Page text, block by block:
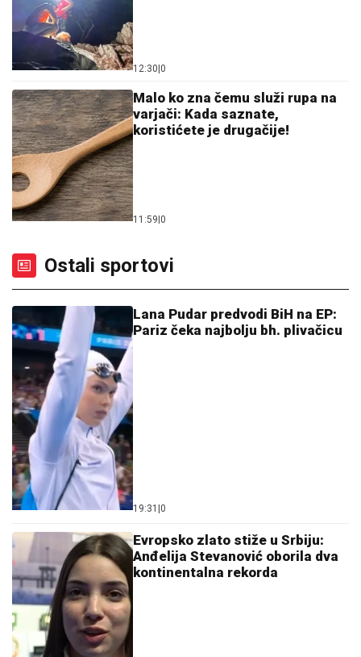
12:30 0
Malo ko zna čemu služi rupa na
varjači: Kada saznate,
koristićete je drugačije!
11:59 0
Ostali sportovi
Lana Pudar predvodi BiH na EP:
Pariz čeka najbolju bh. plivačicu
19:31 0
Evropsko zlato stiže u Srbiju:
Anđelija Stevanović oborila dva
kontinentalna rekorda